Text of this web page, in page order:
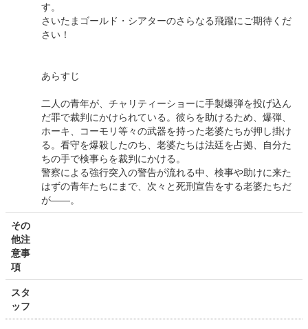
す。
さいたまゴールド・シアターのさらなる飛躍にご期待くだ
さい！
あらすじ
二人の青年が、チャリティーショーに手製爆弾を投げ込ん
だ罪で裁判にかけられている。彼らを助けるため、爆弾、
ホーキ、コーモリ等々の武器を持った老婆たちが押し掛け
る。看守を爆殺したのち、老婆たちは法廷を占拠、自分た
ちの手で検事らを裁判にかける。
警察による強行突入の警告が流れる中、検事や助けに来た
はずの青年たちにまで、次々と死刑宣告をする老婆たちだ
が――。
その
他注
意事
項
スタ
ッフ